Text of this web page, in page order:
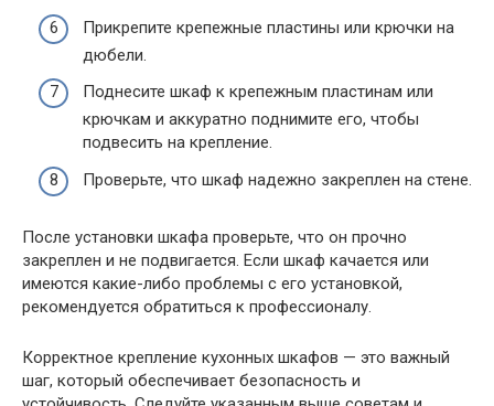
Прикрепите крепежные пластины или крючки на
дюбели.
Поднесите шкаф к крепежным пластинам или
крючкам и аккуратно поднимите его, чтобы
подвесить на крепление.
Проверьте, что шкаф надежно закреплен на стене.
После установки шкафа проверьте, что он прочно
закреплен и не подвигается. Если шкаф качается или
имеются какие-либо проблемы с его установкой,
рекомендуется обратиться к профессионалу.
Корректное крепление кухонных шкафов — это важный
шаг, который обеспечивает безопасность и